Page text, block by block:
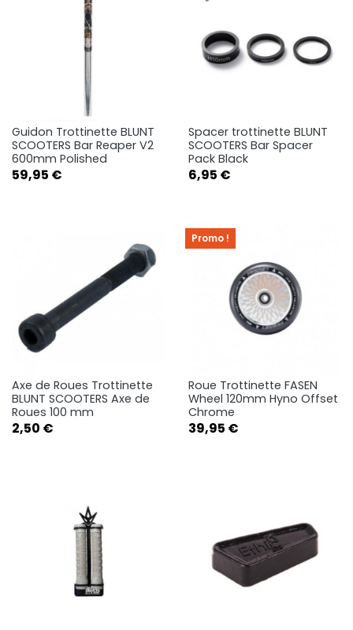
Guidon Trottinette BLUNT
SCOOTERS Bar Reaper V2
600mm Polished
Prix
59,95 €
Spacer trottinette BLUNT
SCOOTERS Bar Spacer
Pack Black
Prix
6,95 €
Axe de Roues Trottinette
BLUNT SCOOTERS Axe de
Roues 100 mm
Prix
2,50 €
Roue Trottinette FASEN
Wheel 120mm Hyno Offset
Chrome
Prix
39,95 €
Promo !